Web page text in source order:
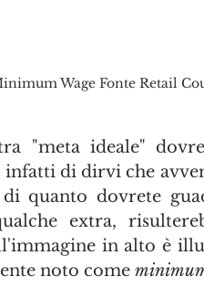
Wage Fonte Retail
"meta ideale"
di dirvi che
di quanto dovrete
extra,
in alto è
noto come